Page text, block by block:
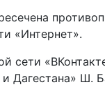
«Интернет».
сети
Дагестана» Ш.